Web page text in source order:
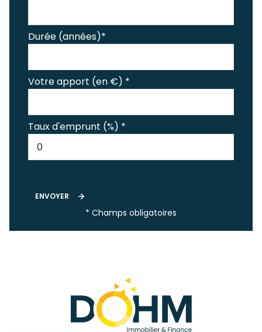
Durée (années)*
Votre apport (en €) *
Taux d'emprunt (%) *
ENVOYER
* Champs obligatoires